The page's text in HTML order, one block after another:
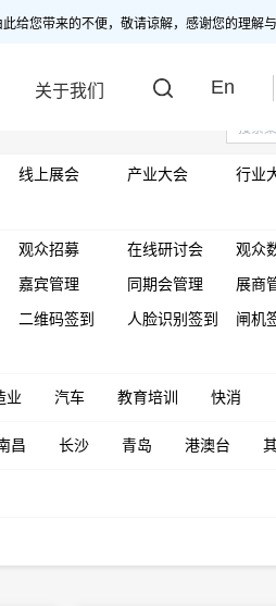
给您带来的不便，敬请谅解，感谢您的理解与
关于我们 En
线上展会 产业大会 行业
观众招募 在线研讨会 观众
嘉宾管理 同期会管理 展商
二维码签到 人脸识别签到 闸机
业 汽车 教育培训 快消
昌 长沙 青岛 港澳台